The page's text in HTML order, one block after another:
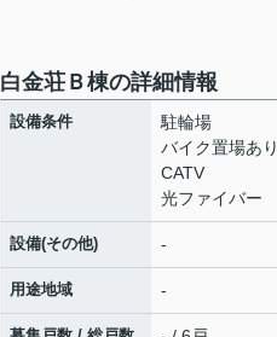
白金荘Ｂ棟の詳細情報
設備条件
駐輪場
バイク置場あり
CATV
光ファイバー
設備(その他) -
用途地域 -